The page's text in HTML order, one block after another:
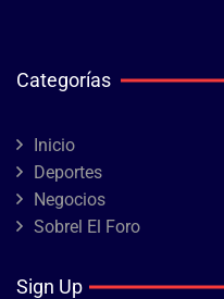
Categorías
Inicio
Deportes
Negocios
Sobrel El Foro
Sign Up